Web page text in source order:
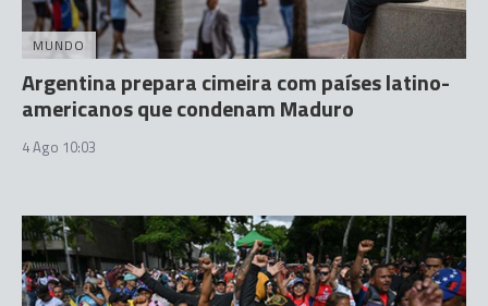
MUNDO
Argentina prepara cimeira com países latino-
americanos que condenam Maduro
4 Ago 10:03